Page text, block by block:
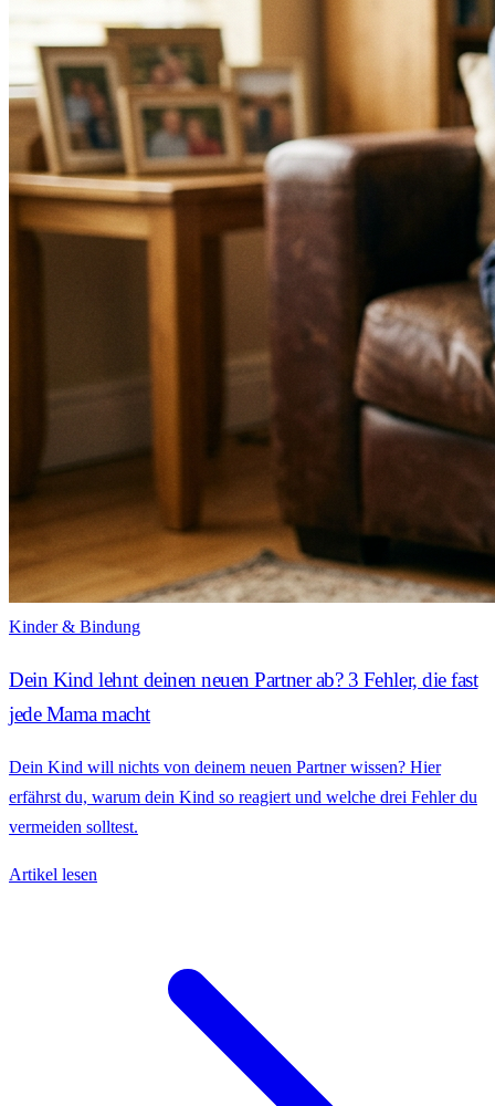
Kinder & Bindung
Dein Kind lehnt deinen neuen Partner ab? 3 Fehler, die fast
jede Mama macht
Dein Kind will nichts von deinem neuen Partner wissen? Hier
erfährst du, warum dein Kind so reagiert und welche drei Fehler du
vermeiden solltest.
Artikel lesen